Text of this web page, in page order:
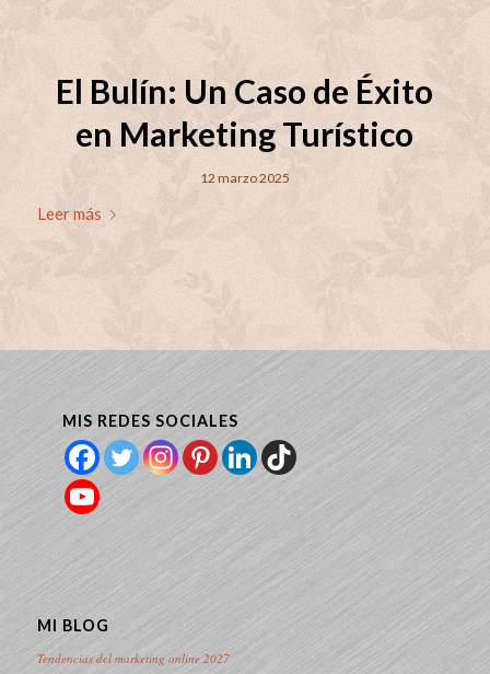
El Bulín: Un Caso de Éxito
en Marketing Turístico
12 marzo 2025
Leer más
MIS REDES SOCIALES
MI BLOG
Tendencias del marketing online 2027